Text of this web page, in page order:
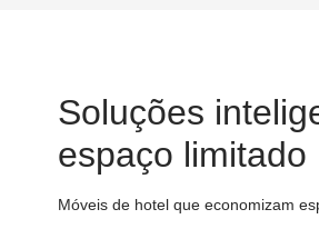
Soluções
espaço limitado
Móveis de hotel que economizam